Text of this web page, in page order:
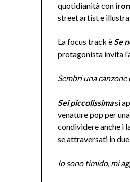
quotidianità con
street artist e
La focus track èSe
protagonista invita
Sembri una
Sei piccolissimasi
venature pop per
condividere anche i
se attraversati in
Io sono timido, mi